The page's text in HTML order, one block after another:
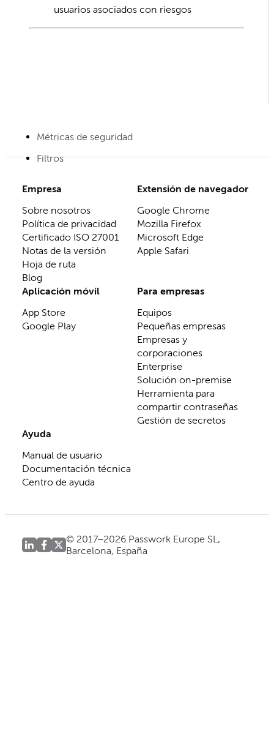
usuarios asociados con riesgos
Métricas de seguridad
Filtros
Empresa
Sobre nosotros
Política de privacidad
Certificado ISO 27001
Notas de la versión
Hoja de ruta
Blog
Extensión de navegador
Google Chrome
Mozilla Firefox
Microsoft Edge
Apple Safari
Aplicación móvil
App Store
Google Play
Para empresas
Equipos
Pequeñas empresas
Empresas y
corporaciones
Enterprise
Solución on-premise
Herramienta para
compartir contraseñas
Gestión de secretos
Ayuda
Manual de usuario
Documentación técnica
Centro de ayuda
© 2017–2026 Passwork Europe SL,
Barcelona, España